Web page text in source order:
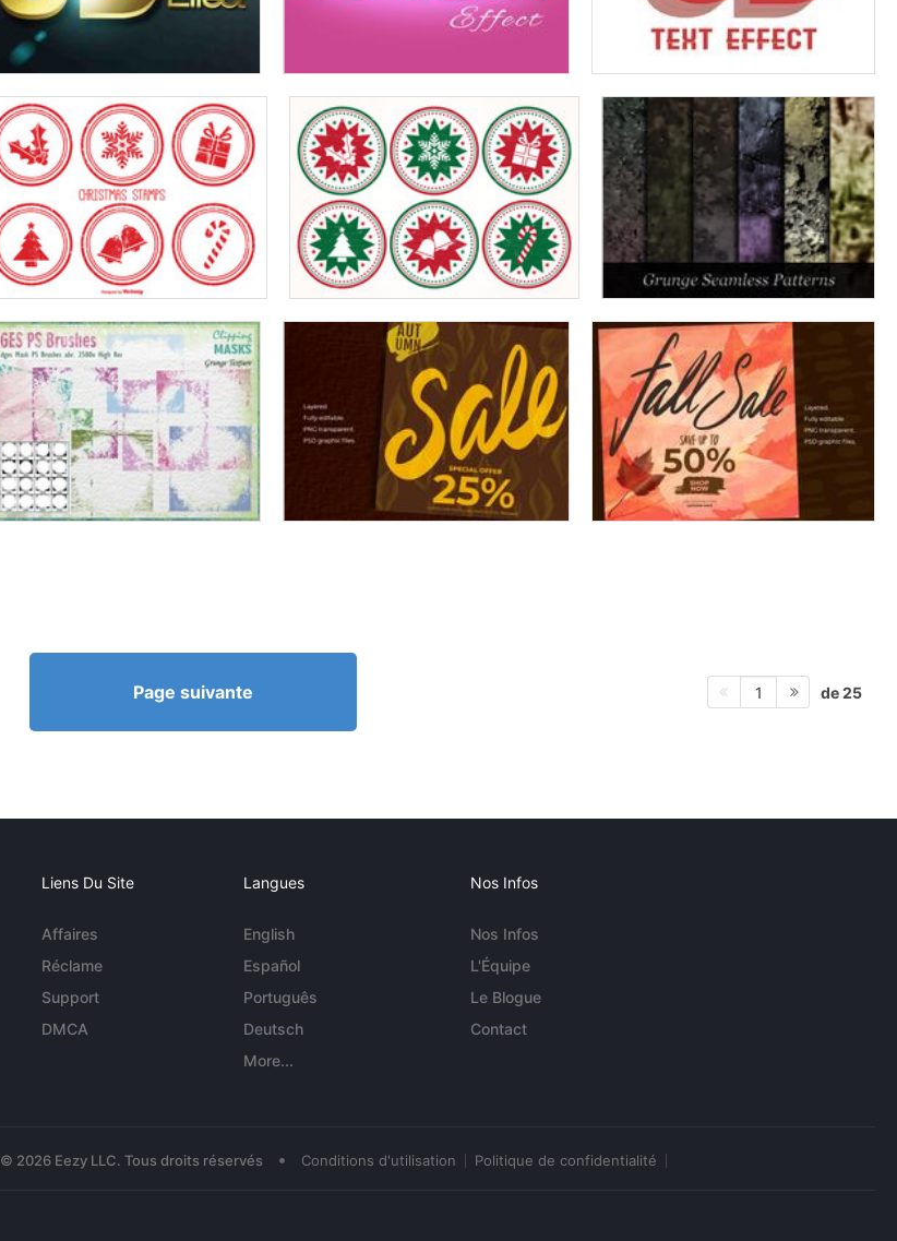
Page suivante 1 de 25
Liens Du Site
Affaires
Réclame
Support
DMCA
Langues
English
Español
Português
Deutsch
More...
Nos Infos
Nos Infos
L'Équipe
Le Blogue
Contact
© 2026 Eezy LLC. Tous droits réservés • Conditions d'utilisation Politique de confidentialité